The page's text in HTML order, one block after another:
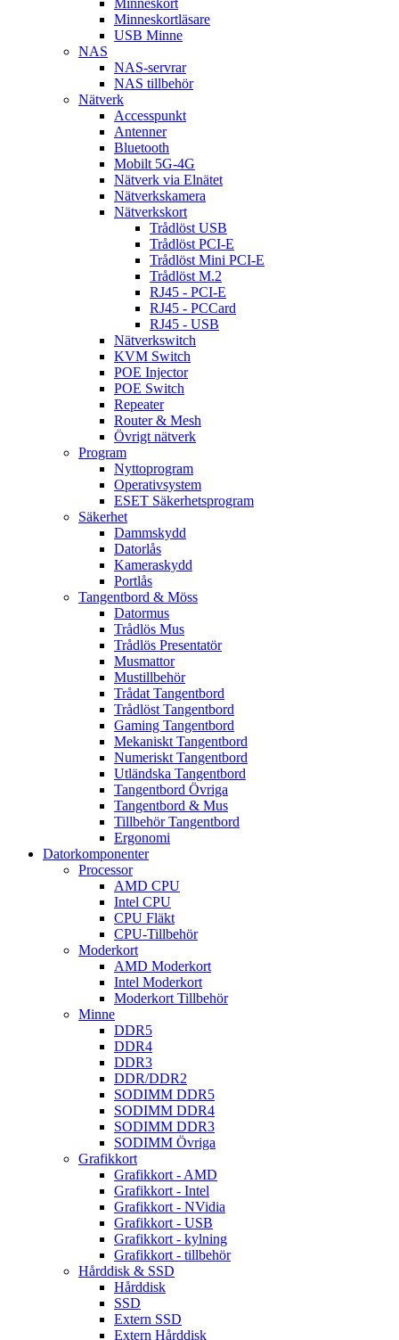
Minneskort
Minneskortläsare
USB Minne
NAS
NAS-servrar
NAS tillbehör
Nätverk
Accesspunkt
Antenner
Bluetooth
Mobilt 5G-4G
Nätverk via Elnätet
Nätverkskamera
Nätverkskort
Trådlöst USB
Trådlöst PCI-E
Trådlöst Mini PCI-E
Trådlöst M.2
RJ45 - PCI-E
RJ45 - PCCard
RJ45 - USB
Nätverkswitch
KVM Switch
POE Injector
POE Switch
Repeater
Router & Mesh
Övrigt nätverk
Program
Nyttoprogram
Operativsystem
ESET Säkerhetsprogram
Säkerhet
Dammskydd
Datorlås
Kameraskydd
Portlås
Tangentbord & Möss
Datormus
Trådlös Mus
Trådlös Presentatör
Musmattor
Mustillbehör
Trådat Tangentbord
Trådlöst Tangentbord
Gaming Tangentbord
Mekaniskt Tangentbord
Numeriskt Tangentbord
Utländska Tangentbord
Tangentbord Övriga
Tangentbord & Mus
Tillbehör Tangentbord
Ergonomi
Datorkomponenter
Processor
AMD CPU
Intel CPU
CPU Fläkt
CPU-Tillbehör
Moderkort
AMD Moderkort
Intel Moderkort
Moderkort Tillbehör
Minne
DDR5
DDR4
DDR3
DDR/DDR2
SODIMM DDR5
SODIMM DDR4
SODIMM DDR3
SODIMM Övriga
Grafikkort
Grafikkort - AMD
Grafikkort - Intel
Grafikkort - NVidia
Grafikkort - USB
Grafikkort - kylning
Grafikkort - tillbehör
Hårddisk & SSD
Hårddisk
SSD
Extern SSD
Extern Hårddisk